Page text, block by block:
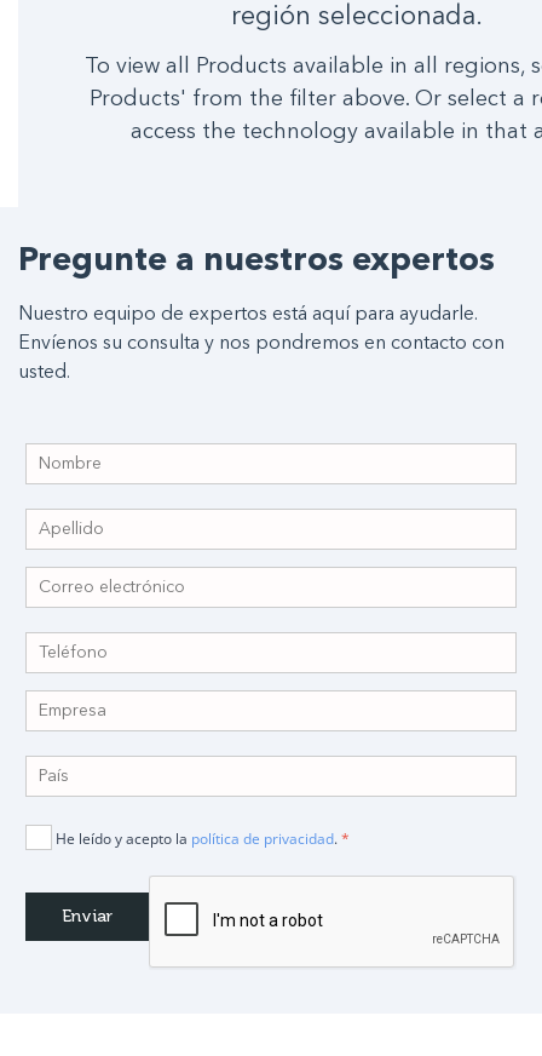
región seleccionada.
To view all Products available in all regions,
Products' from the filter above. Or select a
access the technology available in that
Pregunte a nuestros expertos
Nuestro equipo de expertos está aquí para ayudarle.
Envíenos su consulta y nos pondremos en contacto con
usted.
He leído y acepto la política de privacidad.*